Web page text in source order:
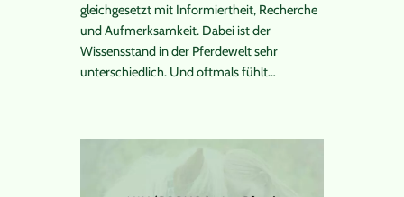
gleichgesetzt mit Informiertheit, Recherche
und Aufmerksamkeit. Dabei ist der
Wissensstand in der Pferdewelt sehr
unterschiedlich. Und oftmals fühlt…